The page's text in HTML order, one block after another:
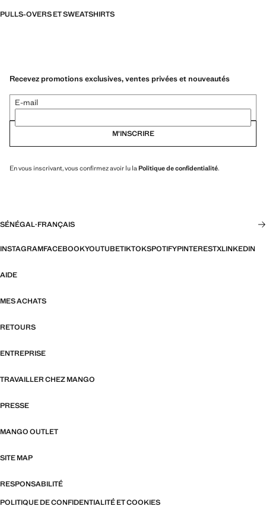
PULLS-OVERS ET SWEATSHIRTS
Recevez promotions exclusives, ventes privées et nouveautés
E-mail
M’INSCRIRE
En vous inscrivant, vous confirmez avoir lu la Politique de confidentialité.
SÉNÉGAL·FRANÇAIS
INSTAGRAMFACEBOOKYOUTUBETIKTOKSPOTIFYPINTERESTXLINKEDIN
AIDE
MES ACHATS
RETOURS
ENTREPRISE
TRAVAILLER CHEZ MANGO
PRESSE
MANGO OUTLET
SITE MAP
RESPONSABILITÉ
POLITIQUE DE CONFIDENTIALITÉ ET COOKIES